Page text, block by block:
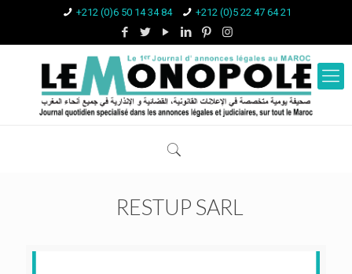
+212 (0)6 50 14 34 84 +212 (0)5 22 47 64 21
RESTUP SARL